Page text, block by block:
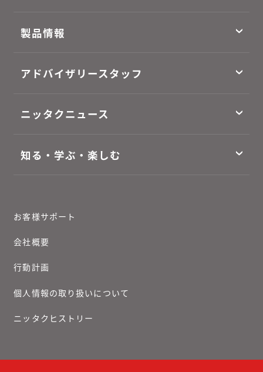
製品情報
アドバイザリースタッフ
ニッタクニュース
知る・学ぶ・楽しむ
お客様サポート
会社概要
行動計画
個人情報の取り扱いについて
ニッタクヒストリー